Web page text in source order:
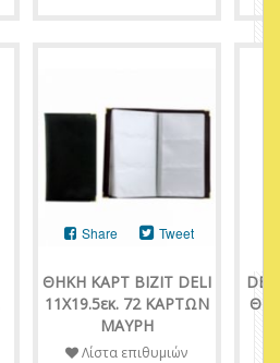
ΘΗΚΗ ΚΑΡΤ ΒΙΖΙΤ DELI
11Χ19.5εκ. 72 ΚΑΡΤΩΝ
ΜΑΥΡΗ
Share Tweet
Λίστα επιθυμιών